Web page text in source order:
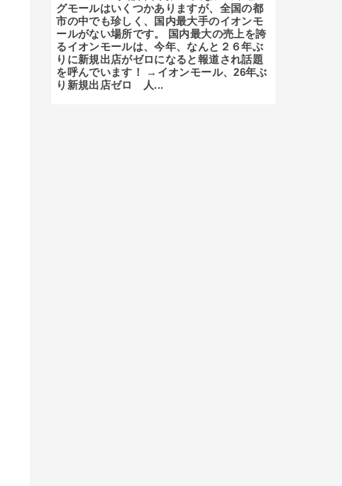
グモールはいくつかありますが、全国の都
市の中でも珍しく、国内最大手のイオンモ
ールがない場所です。 国内最大の売上を誇
るイオンモールは、今年、なんと２６年ぶ
りに新規出店がゼロになると報道され話題
を呼んでいます！ →イオンモール、26年ぶ
り新規出店ゼロ 人...